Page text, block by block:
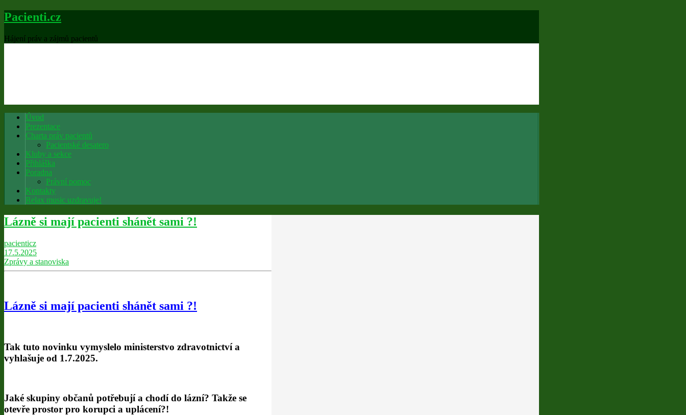
Pacienti.cz
Hájení práv a zájmů pacientů
Úvod
Prezentace
Charta práv pacientů
Pacientské desatero
Kluby a sekce
Přihláška
Poradna
Právní pomoc
Kontakty
Relax music uzdravuje!
Lázně si mají pacienti shánět sami ?!
pacienticz
17.5.2025
Zprávy a stanoviska
Lázně si mají pacienti shánět sami ?!
Tak tuto novinku vymyslelo ministerstvo zdravotnictví a
vyhlašuje od 1.7.2025.
Jaké skupiny občanů potřebují a chodí do lázní? Takže se
otevře prostor pro korupci a uplácení?!